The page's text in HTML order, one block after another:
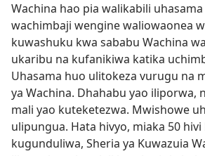
Wachina hao pia walikabili
wachimbaji wengine waliowaonea
kuwashuku kwa sababu Wachina
ukaribu na kufanikiwa katika
Uhasama huo ulitokeza vurugu na
ya Wachina. Dhahabu yao iliporwa,
mali yao kuteketezwa. Mwishowe
ulipungua. Hata hivyo, miaka 50
kugunduliwa, Sheria ya Kuwazuia